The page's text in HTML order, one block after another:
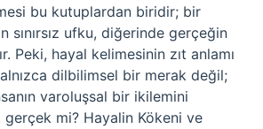
bu kutuplardan biridir; bir
sınırsız ufku, diğerinde gerçeğin
Peki, hayal kelimesinin zıt anlamı
dilbilimsel bir merak değil;
varoluşsal bir ikilemini
gerçek mi? Hayalin Kökeni ve